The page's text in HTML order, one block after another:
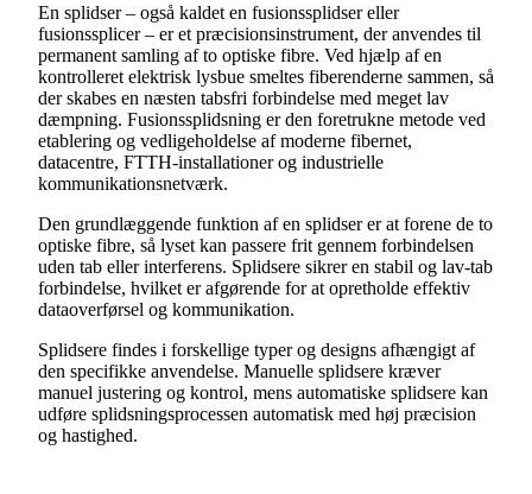
En splidser – også kaldet en fusionssplidser eller
fusionssplicer – er et præcisionsinstrument, der anvendes til
permanent samling af to optiske fibre. Ved hjælp af en
kontrolleret elektrisk lysbue smeltes fiberenderne sammen, så
der skabes en næsten tabsfri forbindelse med meget lav
dæmpning. Fusionssplidsning er den foretrukne metode ved
etablering og vedligeholdelse af moderne fibernet,
datacentre, FTTH-installationer og industrielle
kommunikationsnetværk.
Den grundlæggende funktion af en splidser er at forene de to
optiske fibre, så lyset kan passere frit gennem forbindelsen
uden tab eller interferens. Splidsere sikrer en stabil og lav-tab
forbindelse, hvilket er afgørende for at opretholde effektiv
dataoverførsel og kommunikation.
Splidsere findes i forskellige typer og designs afhængigt af
den specifikke anvendelse. Manuelle splidsere kræver
manuel justering og kontrol, mens automatiske splidsere kan
udføre splidsningsprocessen automatisk med høj præcision
og hastighed.